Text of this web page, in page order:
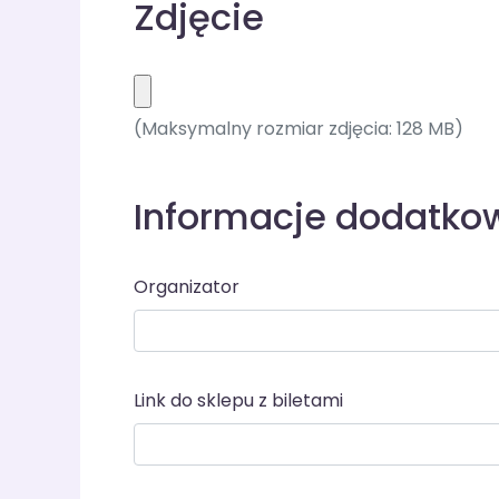
Zdjęcie
(Maksymalny rozmiar zdjęcia: 128 MB)
Informacje
Organizator
Link do sklepu z biletami
potwierdza, że: